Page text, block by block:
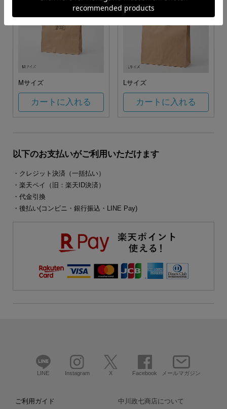
Mサイズ
カートに入れる
Lサイズ
カートに入れる
以下のお支払いがご利用いただけます
・クレジット決済（一括払い）
・楽天ペイ（旧：楽天ID決済）
・代金引換
・後払い(コンビニ・銀行振込・LINE Pay)
LINE Instagram X Facebook メールマガジン
ご利用ガイド 中川政七商店について